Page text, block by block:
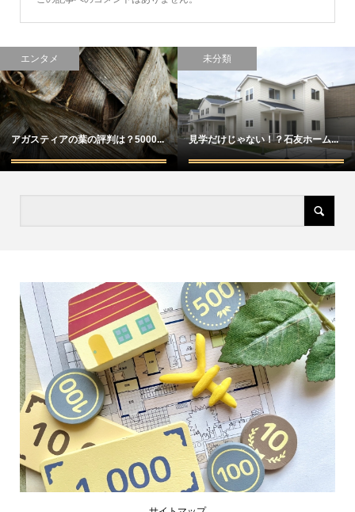
エンタメ
アガスティアの葉の評判は？5000...
未分類
見学だけじゃない！？石友ホーム...